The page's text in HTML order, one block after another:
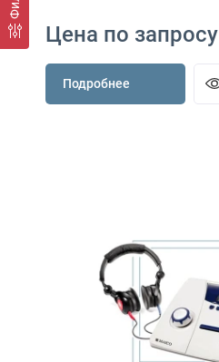
Цена по запросу
Подробнее